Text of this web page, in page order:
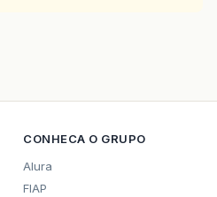
CONHECA O GRUPO
Alura
FIAP